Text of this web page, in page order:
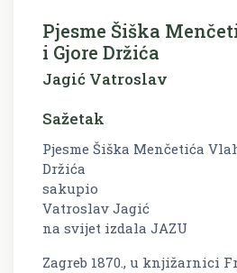
Pjesme Šiška
i Gjore Držića
Jagić Vatroslav
Sažetak
Pjesme Šiška Menčetića
Držića
sakupio
Vatroslav Jagić
na svijet izdala JAZU
Zagreb 1870., u knjižarnici